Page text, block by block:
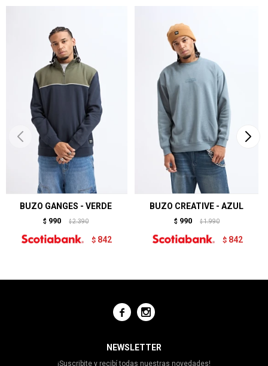
BUZO GANGES - VERDE
$ 990 $ 2.390
$ 842
BUZO CREATIVE - AZUL
$ 990 $ 1.990
$ 842
 
NEWSLETTER
¡Suscribite y recibí todas nuestras novedades!